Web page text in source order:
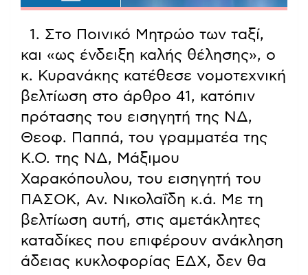
1. Στο Ποινικό Μητρώο των ταξί,
και «ως ένδειξη καλής θέλησης», ο
κ. Κυρανάκης κατέθεσε νομοτεχνική
βελτίωση στο άρθρο 41, κατόπιν
πρότασης του εισηγητή της ΝΔ,
Θεοφ. Παππά, του γραμματέα της
Κ.Ο. της ΝΔ, Μάξιμου
Χαρακόπουλου, του εισηγητή του
ΠΑΣΟΚ, Αν. Νικολαΐδη κ.ά. Με τη
βελτίωση αυτή, στις αμετάκλητες
καταδίκες που επιφέρουν ανάκληση
άδειας κυκλοφορίας ΕΔΧ, δεν θα